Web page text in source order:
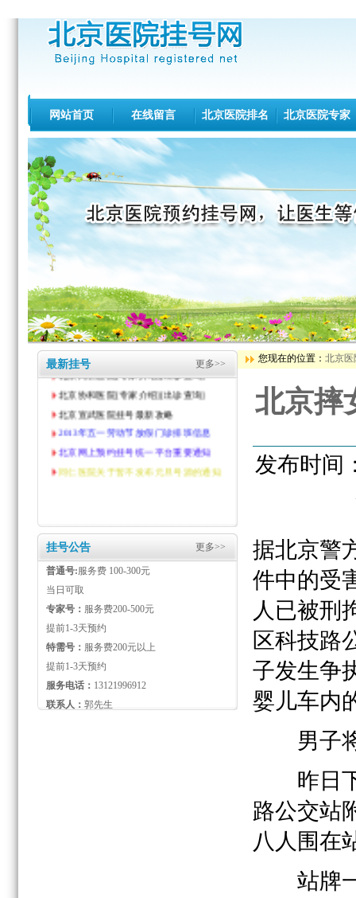
网站首页 在线留言 北京医院排名 北京医院专家
更多>>
最新挂号
北医三院[专家介绍][出诊查询]
积水潭医院[专家介绍][出诊查询]
北京同仁医院[专家介绍][出诊查询]
北京协和医院[专家介绍][出诊查询]
北京宣武医院挂号最新攻略
2013年五一劳动节放假门诊排班信息
北京网上预约挂号统一平台重要通知
同仁医院关于暂不发布元旦号源的通知
更多>>
挂号公告
普通号:服务费 100-300元
当日可取
专家号： 服务费200-500元
提前1-3天预约
特需号： 服务费200元以上
提前1-3天预约
服务电话： 13121996912
联系人： 郭先生
您现在的位置： 北京医
北京摔
发布时间
据北京警
件中的受
人已被刑
区科技路
子发生争
婴儿车内
男子将
昨日下
路公交站
八人围在
站牌一